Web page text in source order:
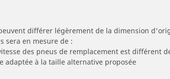
différer légèrement de la dimension
sera en mesure de :
des pneus de remplacement est différent
adaptée à la taille alternative proposée